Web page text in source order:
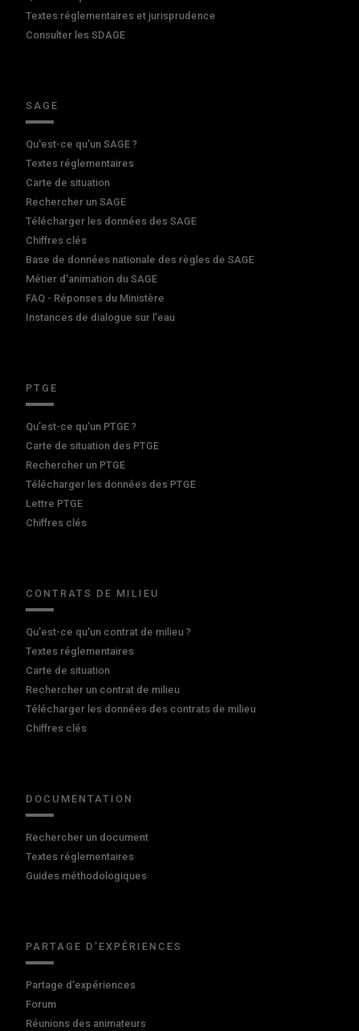
Textes réglementaires et jurisprudence
Consulter les SDAGE
SAGE
Qu'est-ce qu'un SAGE ?
Textes réglementaires
Carte de situation
Rechercher un SAGE
Télécharger les données des SAGE
Chiffres clés
Base de données nationale des règles de SAGE
Métier d'animation du SAGE
FAQ - Réponses du Ministère
Instances de dialogue sur l'eau
PTGE
Qu’est-ce qu’un PTGE ?
Carte de situation des PTGE
Rechercher un PTGE
Télécharger les données des PTGE
Lettre PTGE
Chiffres clés
CONTRATS DE MILIEU
Qu'est-ce qu'un contrat de milieu ?
Textes réglementaires
Carte de situation
Rechercher un contrat de milieu
Télécharger les données des contrats de milieu
Chiffres clés
DOCUMENTATION
Rechercher un document
Textes réglementaires
Guides méthodologiques
PARTAGE D'EXPÉRIENCES
Partage d'expériences
Forum
Réunions des animateurs